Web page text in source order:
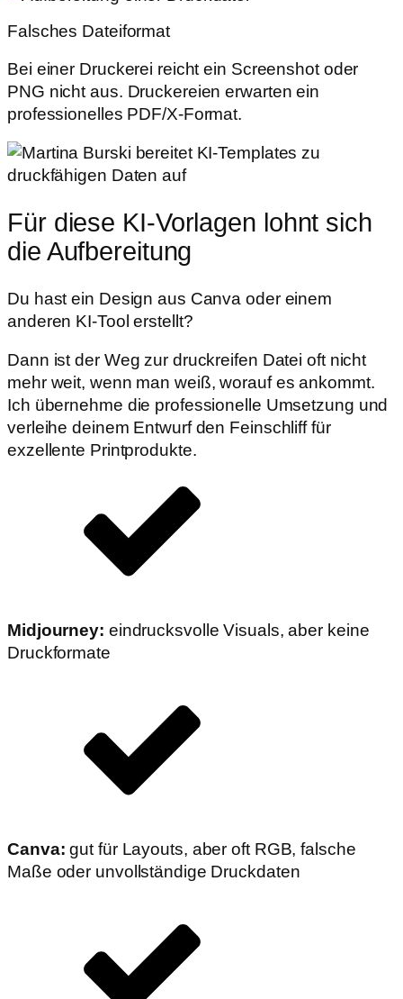
Falsches Dateiformat
Bei einer Druckerei reicht ein Screenshot oder
PNG nicht aus. Druckereien erwarten ein
professionelles PDF/X-Format.
Für diese KI-Vorlagen lohnt sich
die Aufbereitung
Du hast ein Design aus Canva oder einem
anderen KI-Tool erstellt?
Dann ist der Weg zur druckreifen Datei oft nicht
mehr weit, wenn man weiß, worauf es ankommt.
Ich übernehme die professionelle Umsetzung und
verleihe deinem Entwurf den Feinschliff für
exzellente Printprodukte.
Midjourney: eindrucksvolle Visuals, aber keine
Druckformate
Canva: gut für Layouts, aber oft RGB, falsche
Maße oder unvollständige Druckdaten